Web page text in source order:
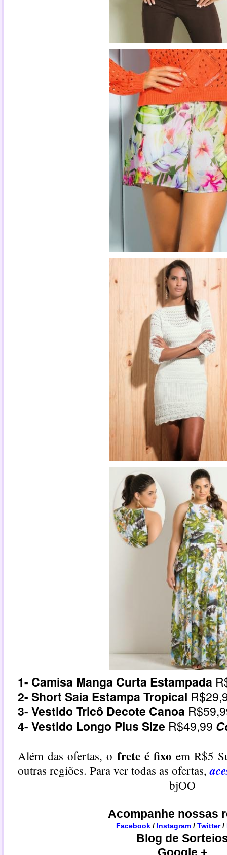
1- Camisa Manga Curta Estampada
2- Short Saia Estampa Tropical
3- Vestido Tricô Decote Canoa
4- Vestido Longo Plus Size R$49,99
Além das ofertas, o frete é fixo em R$5
outras regiões. Para ver todas as ofertas,
bjOO
Acompanhe nossas
Facebook / Instagram /Twitter /
Blog de